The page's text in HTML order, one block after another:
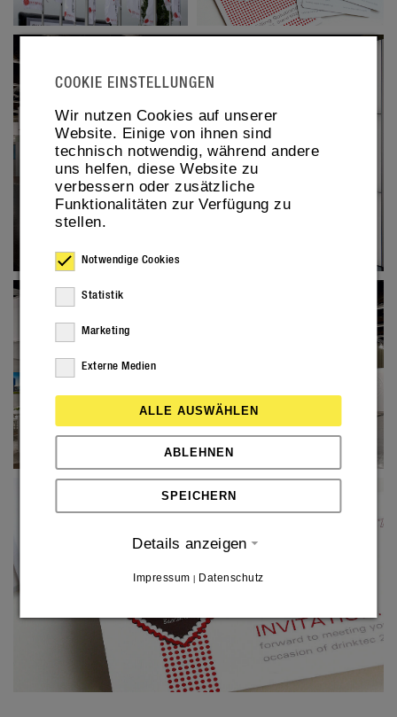
COOKIE EINSTELLUNGEN
Wir nutzen Cookies auf unserer
Website. Einige von ihnen sind
technisch notwendig, während andere
uns helfen, diese Website zu
verbessern oder zusätzliche
Funktionalitäten zur Verfügung zu
stellen.
Notwendige Cookies
Statistik
Marketing
Externe Medien
ALLE AUSWÄHLEN
ABLEHNEN
SPEICHERN
Details anzeigen
Impressum Datenschutz